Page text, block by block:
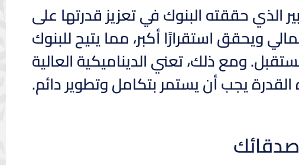
الذي حققته البنوك في تعزيز قدرتها على
ويحقق استقرارًا أكبر، مما يتيح للبنوك
ومع ذلك، تعني الديناميكية العالية
يجب أن يستمر بتكامل وتطوير دائم.